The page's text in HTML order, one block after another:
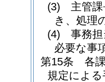
(3)
主管
き、処理
(4)
事務
必要な事
第15条
各
規定によ